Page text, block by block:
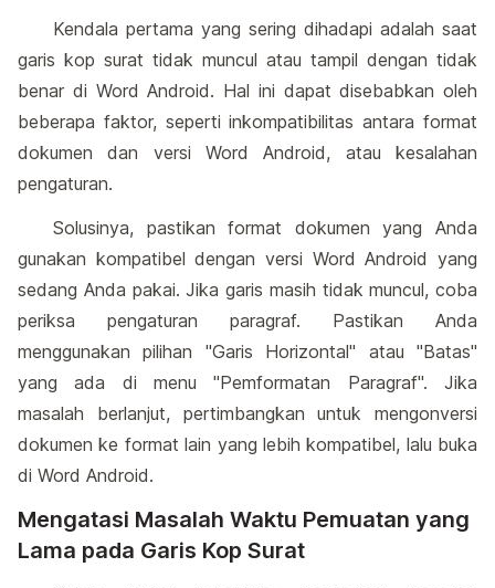
Kendala pertama yang sering dihadapi adalah saat
garis kop surat tidak muncul atau tampil dengan tidak
benar di Word Android. Hal ini dapat disebabkan oleh
beberapa faktor, seperti inkompatibilitas antara format
dokumen dan versi Word Android, atau kesalahan
pengaturan.
Solusinya, pastikan format dokumen yang Anda
gunakan kompatibel dengan versi Word Android yang
sedang Anda pakai. Jika garis masih tidak muncul, coba
periksa pengaturan paragraf. Pastikan Anda
menggunakan pilihan "Garis Horizontal" atau "Batas"
yang ada di menu "Pemformatan Paragraf". Jika
masalah berlanjut, pertimbangkan untuk mengonversi
dokumen ke format lain yang lebih kompatibel, lalu buka
di Word Android.
Mengatasi Masalah Waktu Pemuatan yang
Lama pada Garis Kop Surat